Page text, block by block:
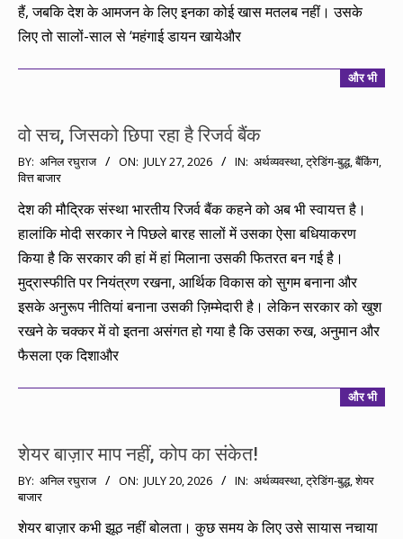
हैं, जबकि देश के आमजन के लिए इनका कोई खास मतलब नहीं। उसके
लिए तो सालों-साल से ‘महंगाई डायन खायेऔर
और भी
वो सच, जिसको छिपा रहा है रिजर्व बैंक
2026-
07-
27
BY: अनिल रघुराज ON: JULY 27, 2026 IN: अर्थव्यवस्था,ट्रेडिंग-बुद्ध,बैंकिंग,
वित्त बाजार
देश की मौद्रिक संस्था भारतीय रिजर्व बैंक कहने को अब भी स्वायत्त है।
हालांकि मोदी सरकार ने पिछले बारह सालों में उसका ऐसा बधियाकरण
किया है कि सरकार की हां में हां मिलाना उसकी फितरत बन गई है।
मुद्रास्फीति पर नियंत्रण रखना, आर्थिक विकास को सुगम बनाना और
इसके अनुरूप नीतियां बनाना उसकी ज़िम्मेदारी है। लेकिन सरकार को खुश
रखने के चक्कर में वो इतना असंगत हो गया है कि उसका रुख, अनुमान और
फैसला एक दिशाऔर
और भी
शेयर बाज़ार माप नहीं, कोप का संकेत!
2026-
07-
20
BY: अनिल रघुराज ON: JULY 20, 2026 IN: अर्थव्यवस्था,ट्रेडिंग-बुद्ध,शेयर
बाजार
शेयर बाज़ार कभी झूठ नहीं बोलता। कुछ समय के लिए उसे सायास नचाया